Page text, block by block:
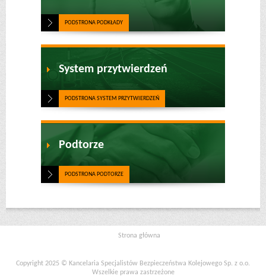
PODSTRONA PODKŁADY
System przytwierdzeń
PODSTRONA SYSTEM PRZYTWIERDZEŃ
Podtorze
PODSTRONA PODTORZE
Strona główna
Copyright 2025 © Kancelaria Specjalistów Bezpieczeństwa Kolejowego Sp. z o.o.
Wszelkie prawa zastrzeżone